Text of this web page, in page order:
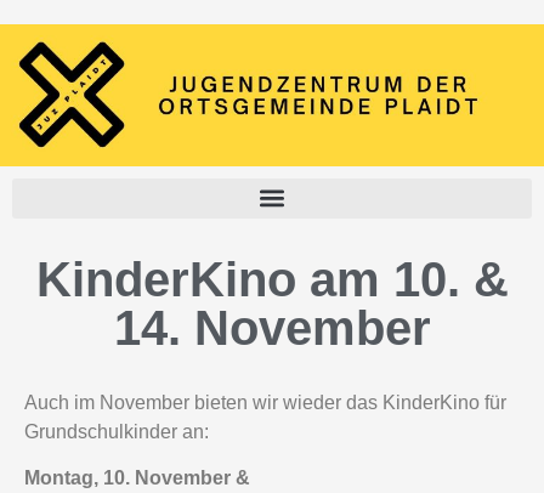
KinderKino am 10. &
14. November
Auch im November bieten wir wieder das KinderKino für
Grundschulkinder an:
Montag, 10. November &